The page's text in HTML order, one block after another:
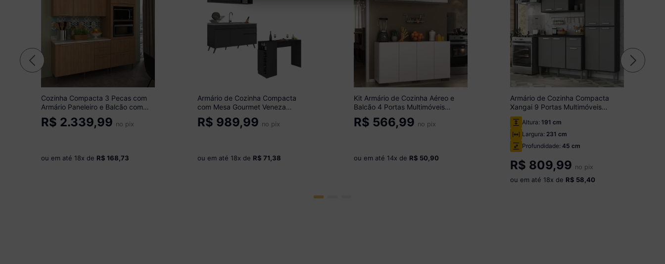
Cozinha Compacta 3 Pecas com
Armário Paneleiro e Balcão com
Tampo Multimóveis CR20450
Freijó/Mármore Branco
R$ 2.339,99 no pix
ou em até 18x de R$ 168,73
Armário de Cozinha Compacta
com Mesa Gourmet Veneza
Multimóveis MP2201 Preto
R$ 989,99 no pix
ou em até 18x de R$ 71,38
Kit Armário de Cozinha Aéreo e
Balcão 4 Portas Multimóveis
MP2171 Branco/Preto
R$ 566,99 no pix
ou em até 14x de R$ 50,90
Armário de Cozinha Compacta
Xangai 9 Portas Multimóveis
Preta/Grafite
Altura:191 cm
Largura: 231 cm
Profundidade:45 cm
R$ 809,99 no pix
ou em até 18x de R$ 58,40